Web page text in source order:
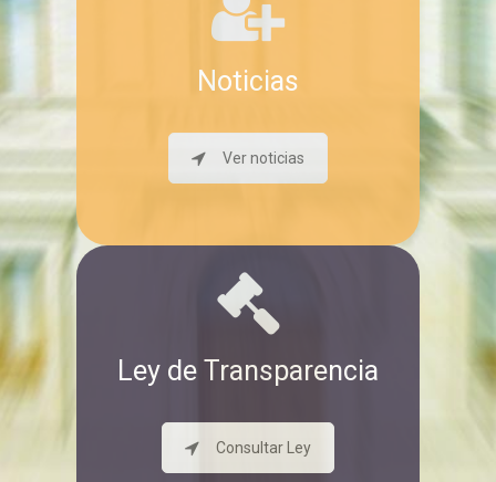
Noticias
Ver noticias
Ley de Transparencia
Consultar Ley